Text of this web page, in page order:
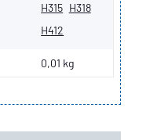
H315 H318
H412
0,01 kg